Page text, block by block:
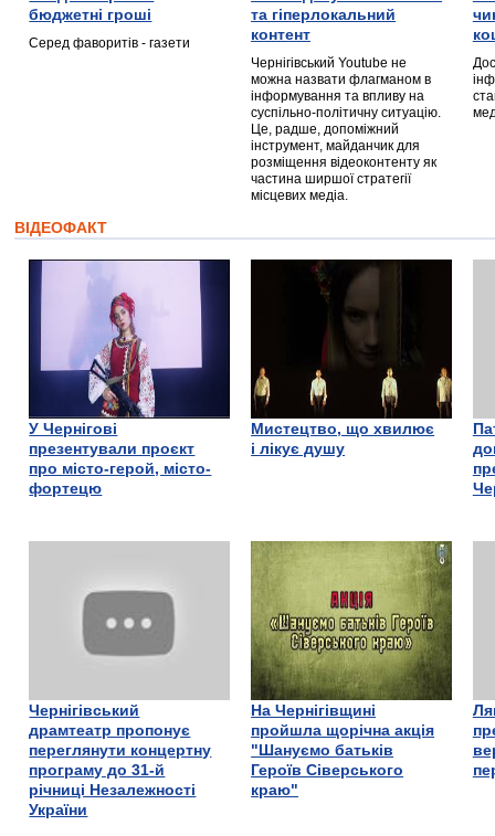
бюджетні гроші
Серед фаворитів - газети
та гіперлокальний
контент
Чернігівський Youtube не
можна назвати флагманом в
інформування та впливу на
суспільно-політичну ситуацію.
Це, радше, допоміжний
інструмент, майданчик для
розміщення відеоконтенту як
частина ширшої стратегії
місцевих медіа.
ВІДЕОФАКТ
У Чернігові
презентували проєкт
про місто-герой, місто-
фортецю
Мистецтво, що хвилює
і лікує душу
Чернігівський
драмтеатр пропонує
переглянути концертну
програму до 31-й
річниці Незалежності
України
На Чернігівщині
пройшла щорічна акція
"Шануємо батьків
Героїв Сіверського
краю"